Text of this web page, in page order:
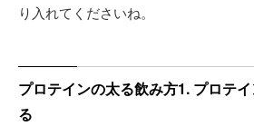
り入れてくださいね。
プロテインの太る飲み方1. プロテ
る